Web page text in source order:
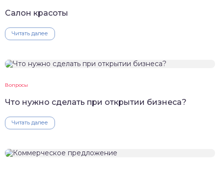
Салон красоты
Читать далее
Вопросы
Что нужно сделать при открытии бизнеса?
Читать далее